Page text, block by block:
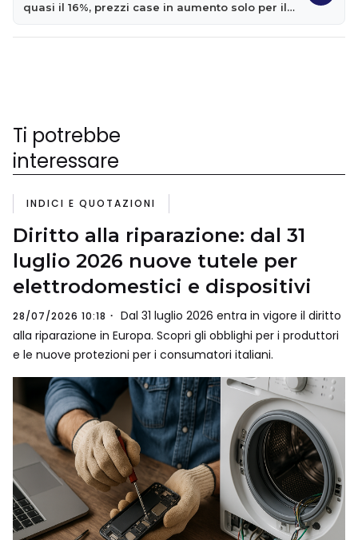
quasi il 16%, prezzi case in aumento solo per il
Ti potrebbe
interessare
INDICI E QUOTAZIONI
Diritto alla riparazione: dal 31
luglio 2026 nuove tutele per
elettrodomestici e dispositivi
28/07/2026 10:18
Dal 31 luglio 2026 entra in vigore il diritto
alla riparazione in Europa. Scopri gli obblighi per i produttori
e le nuove protezioni per i consumatori italiani.